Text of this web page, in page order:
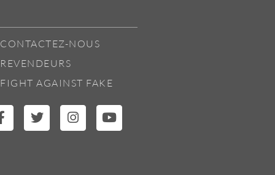
CONTACTEZ-NOUS
REVENDEURS
FIGHT AGAINST FAKE